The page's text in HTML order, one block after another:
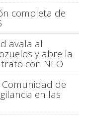
completa de
avala al
y abre la
con NEO
de
en las